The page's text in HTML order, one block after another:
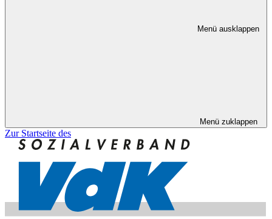
Menü ausklappen
Menü zuklappen
Zur Startseite des